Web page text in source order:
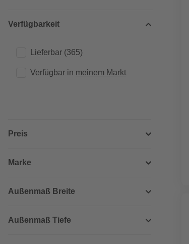
Verfügbarkeit
Lieferbar (365)
Verfügbar in meinem Markt
Preis
Marke
Außenmaß Breite
Außenmaß Tiefe